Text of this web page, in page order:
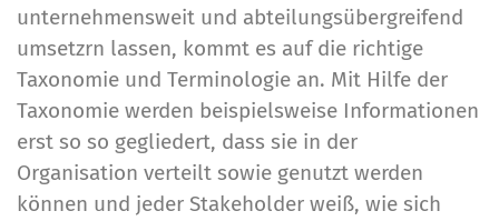
unternehmensweit und abteilungsübergreifend
umsetzrn lassen, kommt es auf die richtige
Taxonomie und Terminologie an. Mit Hilfe der
Taxonomie werden beispielsweise Informationen
erst so so gegliedert, dass sie in der
Organisation verteilt sowie genutzt werden
können und jeder Stakeholder weiß, wie sich